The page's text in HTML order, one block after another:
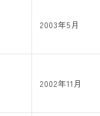
2003年5月
2002年11月